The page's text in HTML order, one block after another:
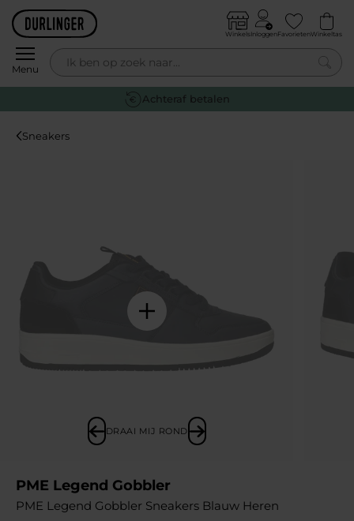
Skip to content
Menu
WinkelsInloggenFavorietenWinkeltas
0
Achteraf betalen
Sneakers
DRAAI MIJ ROND
PME Legend Gobbler
PME Legend Gobbler Sneakers Blauw Heren